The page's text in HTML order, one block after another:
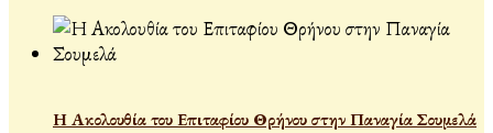
Η Ακολουθία του Επιταφίου Θρήνου στην Παναγία Σουμελά